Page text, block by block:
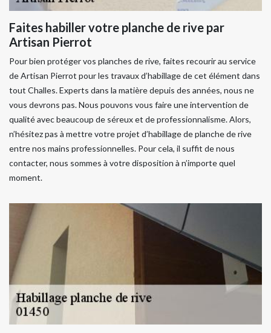
Faites habiller votre planche de rive par
Artisan Pierrot
Pour bien protéger vos planches de rive, faites recourir au service
de Artisan Pierrot pour les travaux d’habillage de cet élément dans
tout Challes. Experts dans la matière depuis des années, nous ne
vous devrons pas. Nous pouvons vous faire une intervention de
qualité avec beaucoup de séreux et de professionnalisme. Alors,
n’hésitez pas à mettre votre projet d’habillage de planche de rive
entre nos mains professionnelles. Pour cela, il suffit de nous
contacter, nous sommes à votre disposition à n’importe quel
moment.